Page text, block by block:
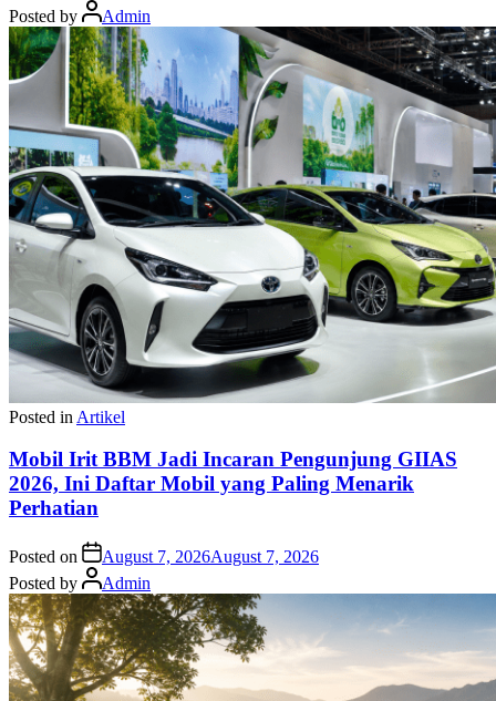
Posted by
Admin
Posted in Artikel
Mobil Irit BBM Jadi Incaran Pengunjung GIIAS
2026, Ini Daftar Mobil yang Paling Menarik
Perhatian
Posted on August 7, 2026August 7, 2026
Posted by
Admin